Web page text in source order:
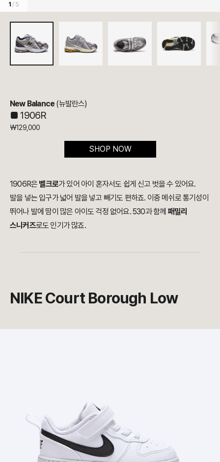
1 / 5
New Balance (뉴발란스)
■ 1906R
₩129,000
SHOP NOW
1906R은 벨크로가 있어 아이 혼자서도 쉽게 신고 벗을 수 있어요.
발을 넣는 입구가 넓어 발을 넣고 빼기도 편하죠. 이중 메쉬로 통기성이
뛰어나 발에 땀이 많은 아이도 걱정 없어요. 530과 함께 패밀리
스니커즈로도 인기가 많죠.
NIKE Court Borough Low